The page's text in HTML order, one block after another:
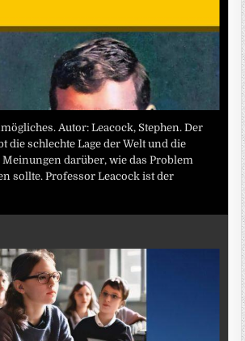
Autor: Leacock, Stephen. Der
die schlechte Lage der Welt und die
darüber, wie das Problem
sollte. Professor Leacock ist der